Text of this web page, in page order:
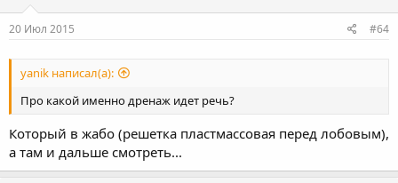
20 Июл 2015 #64
yanik написал(а):
Про какой именно дренаж идет речь?
Который в жабо (решетка пластмассовая перед лобовым),
а там и дальше смотреть...